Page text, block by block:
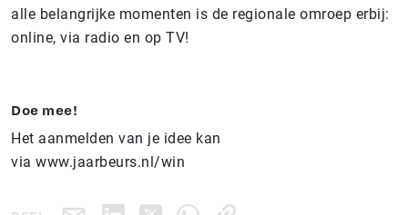
alle belangrijke momenten is de regionale omroep erbij:
online, via radio en op TV!
Doe mee!
Het aanmelden van je idee kan
via www.jaarbeurs.nl/win